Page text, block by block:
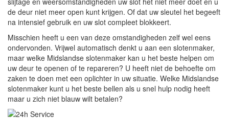
de deur niet meer open kunt krijgen. Of dat uw sleutel het begeeft
na intensief gebruik en uw slot compleet blokkeert.
Misschien heeft u een van deze omstandigheden zelf wel eens
ondervonden. Vrijwel automatisch denkt u aan een slotenmaker,
maar welke Midslandse slotenmaker kan u het beste helpen om
uw deur te openen of te repareren? U heeft niet de behoefte om
zaken te doen met een oplichter in uw situatie. Welke Midslandse
slotenmaker kunt u het beste bellen als u snel hulp nodig heeft
maar u zich niet blauw wilt betalen?